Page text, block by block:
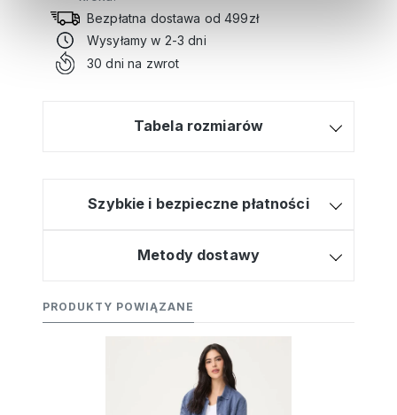
Bezpłatna dostawa od 499zł
Wysyłamy w 2-3 dni
30 dni na zwrot
Tabela rozmiarów
Szybkie i bezpieczne płatności
Metody dostawy
PRODUKTY POWIĄZANE